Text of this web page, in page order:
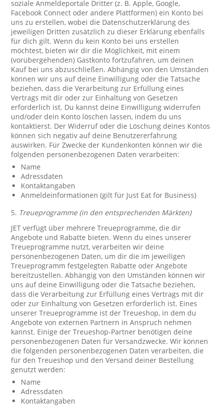
soziale Anmeldeportale Dritter (z. B. Apple, Google,
Facebook Connect oder andere Plattformen) ein Konto bei
uns zu erstellen, wobei die Datenschutzerklärung des
jeweiligen Dritten zusätzlich zu dieser Erklärung ebenfalls
für dich gilt. Wenn du kein Konto bei uns erstellen
möchtest, bieten wir dir die Möglichkeit, mit einem
(vorübergehenden) Gastkonto fortzufahren, um deinen
Kauf bei uns abzuschließen. Abhängig von den Umständen
können wir uns auf deine Einwilligung oder die Tatsache
beziehen, dass die Verarbeitung zur Erfüllung eines
Vertrags mit dir oder zur Einhaltung von Gesetzen
erforderlich ist. Du kannst deine Einwilligung widerrufen
und/oder dein Konto löschen lassen, indem du uns
kontaktierst. Der Widerruf oder die Löschung deines Kontos
können sich negativ auf deine Benutzererfahrung
auswirken. Für Zwecke der Kundenkonten können wir die
folgenden personenbezogenen Daten verarbeiten:
Name
Adressdaten
Kontaktangaben
Anmeldeinformationen (gilt für Just Eat for Business)
5. Treueprogramme (in den entsprechenden Märkten)
JET verfügt über mehrere Treueprogramme, die dir
Angebote und Rabatte bieten. Wenn du eines unserer
Treueprogramme nutzt, verarbeiten wir deine
personenbezogenen Daten, um dir die im jeweiligen
Treueprogramm festgelegten Rabatte oder Angebote
bereitzustellen. Abhängig von den Umständen können wir
uns auf deine Einwilligung oder die Tatsache beziehen,
dass die Verarbeitung zur Erfüllung eines Vertrags mit dir
oder zur Einhaltung von Gesetzen erforderlich ist. Eines
unserer Treueprogramme ist der Treueshop, in dem du
Angebote von externen Partnern in Anspruch nehmen
kannst. Einige der Treueshop-Partner benötigen deine
personenbezogenen Daten für Versandzwecke. Wir können
die folgenden personenbezogenen Daten verarbeiten, die
für den Treueshop und den Versand deiner Bestellung
genutzt werden:
Name
Adressdaten
Kontaktangaben